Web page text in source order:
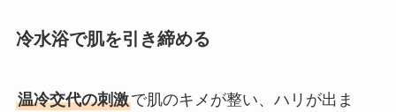
冷水浴で肌を引き締める
温冷交代の刺激で肌のキメが整い、ハリが出ま